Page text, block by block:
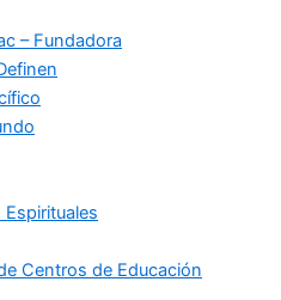
– Fundadora
Espirituales
Centros de Educación